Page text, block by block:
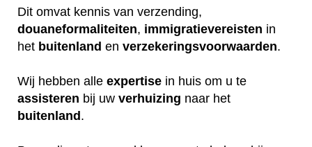
Dit omvat kennis van verzending,
douaneformaliteiten, immigratievereisten in
het buitenland en verzekeringsvoorwaarden.
Wij hebben alle expertise in huis om u te
assisteren bij uw verhuizing naar het
buitenland.